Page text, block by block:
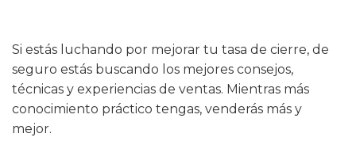
Si estás luchando por mejorar tu tasa de cierre, de
seguro estás buscando los mejores consejos,
técnicas y experiencias de ventas. Mientras más
conocimiento práctico tengas, venderás más y
mejor.